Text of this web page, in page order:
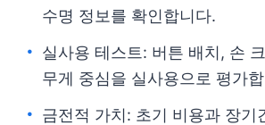
수명 정보를 확인합니다.
실사용 테스트: 버튼 배치, 손
무게 중심을 실사용으로 평가
금전적 가치: 초기 비용과 장기